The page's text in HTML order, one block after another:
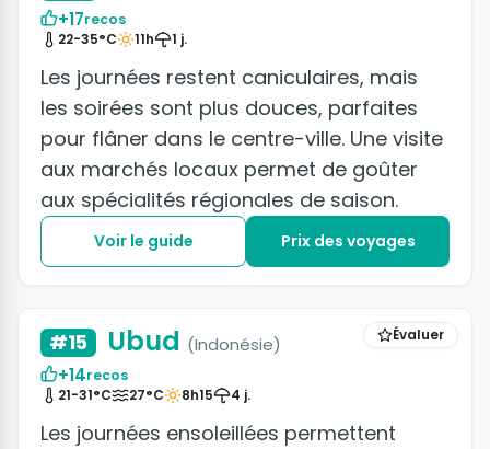
+17recos
22-35°C
11h 1 j.
Les journées restent caniculaires, mais
les soirées sont plus douces, parfaites
pour flâner dans le centre-ville. Une visite
aux marchés locaux permet de goûter
aux spécialités régionales de saison.
Voir le guide Prix des voyages
Évaluer
#15 Ubud (Indonésie)
+14recos
21-31°C
27°C 8h15 4 j.
Les journées ensoleillées permettent